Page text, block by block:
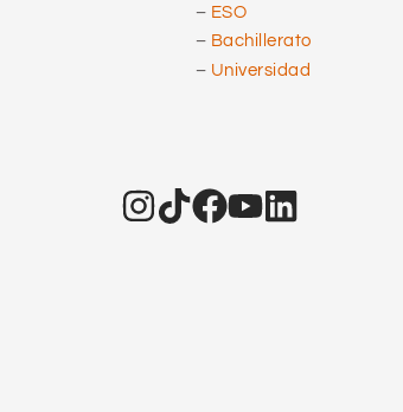
– ESO
– Bachillerato
– Universidad